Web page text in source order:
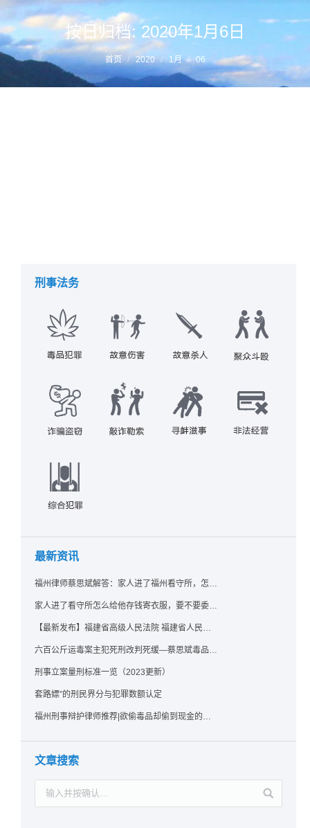
按日归档: 2020年1月6日
您的位置： 首页 2020 1月 06
刑事法务
最新资讯
福州律师蔡思斌解答：家人进了福州看守所，怎么存钱寄衣服？最新实用指南请查收！
家人进了看守所怎么给他存钱寄衣服，要不要委托律师？福州看守所相关问题解答
【最新发布】福建省高级人民法院 福建省人民检察院《关于常见犯罪的量刑指导意见（二）（试行）》实施细则（试行）
六百公斤运毒案主犯死刑改判死缓—蔡思斌毒品犯罪辩护成功案例
刑事立案量刑标准一览（2023更新）
套路嫖”的刑民界分与犯罪数额认定
福州刑事辩护律师推荐|欲偷毒品却偷到现金的行为应如何认定？
文章搜索